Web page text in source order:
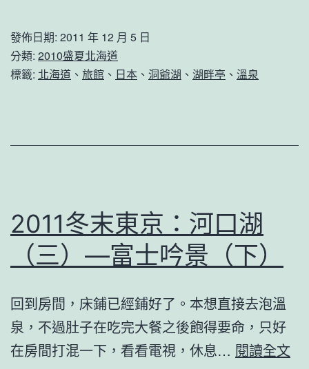
爺
發佈日期: 2011 年 12 月 5 日
分類: 2010盛夏北海道
標籤: 北海道 、 旅館 、 日本 、 洞爺湖 、 湖畔亭 、 溫泉
2011冬末東京：河口湖
（三）—富士吟景（下）
回到房間，床鋪已經鋪好了。本想直接去泡溫
泉，不過肚子在吃完大餐之後飽得要命，只好
在房間打混一下，看看電視，休息… 閱讀全文